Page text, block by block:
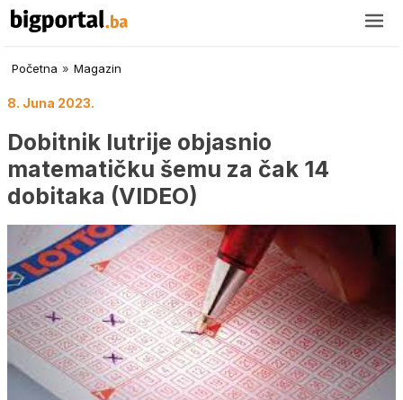
Početna » Magazin
8. Juna 2023.
Dobitnik lutrije objasnio
matematičku šemu za čak 14
dobitaka (VIDEO)